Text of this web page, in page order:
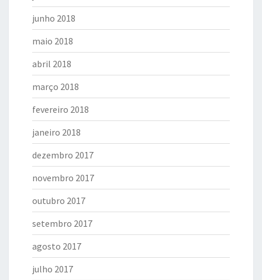
junho 2018
maio 2018
abril 2018
março 2018
fevereiro 2018
janeiro 2018
dezembro 2017
novembro 2017
outubro 2017
setembro 2017
agosto 2017
julho 2017